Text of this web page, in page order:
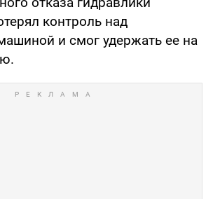
контроль над
и смог удержать ее на